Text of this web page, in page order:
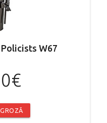
W67